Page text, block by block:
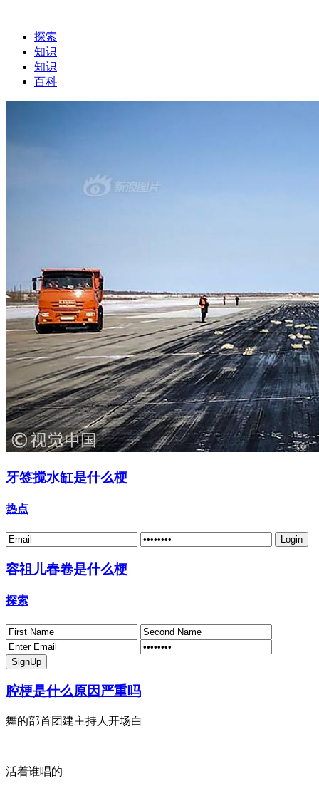
探索
知识
知识
百科
牙签搅水缸是什么梗
热点
容祖儿春卷是什么梗
探索
腔梗是什么原因严重吗
舞的部首团建主持人开场白
活着谁唱的